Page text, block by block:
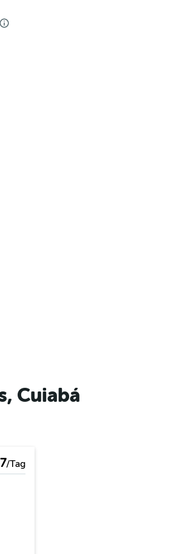
Cuiabá
/Tag